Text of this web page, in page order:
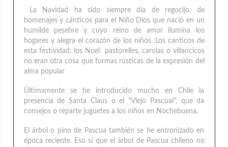
La Navidad ha sido siempre día de regocijo, de
homenajes y cánticos para el Niño Dios que nació en un
humilde pesebre y cuyo reino de amor ilumina los
hogares y alegra el corazón de los niños. Los canticos de
esta festividad, los Noel pastorelles, carolas o villancicos
no eran otra cosa que formas rústicas de la expresión del
alma popular
Últimamente se he introducido mucho en Chile la
presencia de Santa Claus o el "Viejo Pascual", que da
consejos o reparte juguetes a los niños en Nochebuena.
El árbol o pino de Pascua también se he entronizado en
época reciente. Eso sí que el árbol de Pascua chileno no